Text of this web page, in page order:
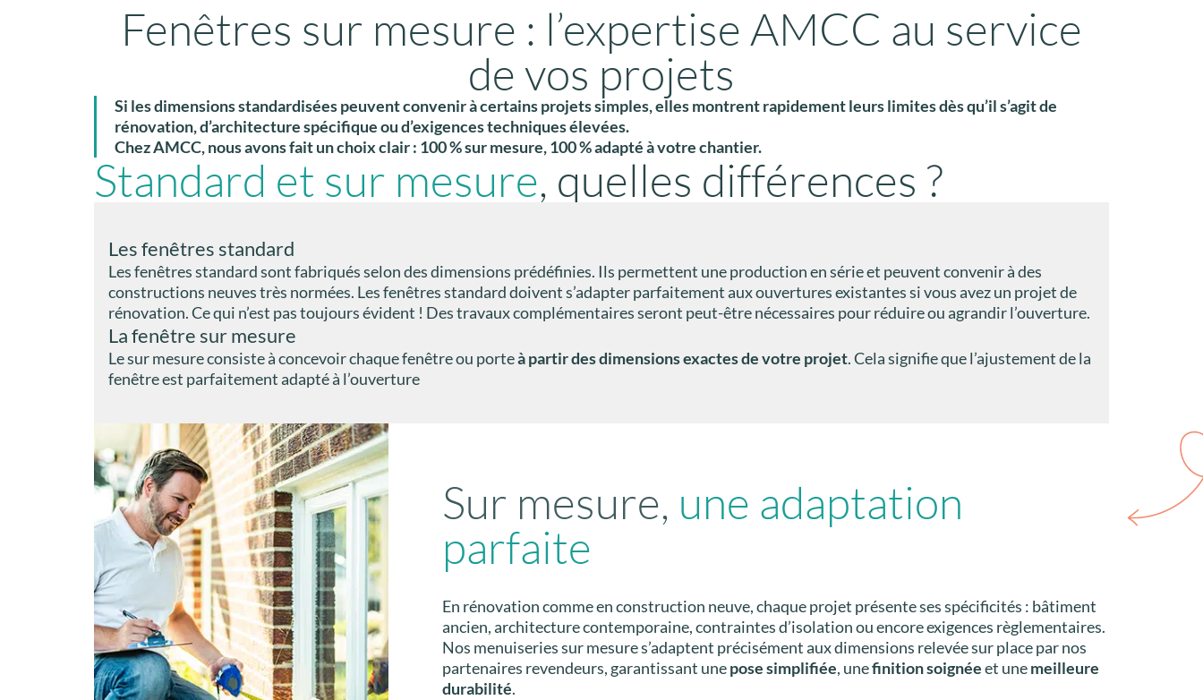
Fenêtres sur mesure : l’expertise AMCC au service
de vos projets
Si les dimensions standardisées peuvent convenir à certains projets simples, elles montrent rapidement leurs limites dès qu’il s’agit de
rénovation, d’architecture spécifique ou d’exigences techniques élevées.
ChezAMCC, nous avons fait un choix clair : 100 % sur mesure, 100 % adapté à votre chantier.
Standard et sur mesure, quelles différences ?
Les fenêtres standard
Les fenêtres standard sont fabriqués selon des dimensions prédéfinies. Ils permettent une production en série et peuvent convenir à des
constructions neuves très normées. Les fenêtres standard doivent s’adapter parfaitement aux ouvertures existantes si vous avez un projet de
rénovation. Ce qui n’est pas toujours évident ! Des travaux complémentaires seront peut-être nécessaires pour réduire ou agrandir l’ouverture.
La fenêtre sur mesure
Le sur mesure consiste à concevoir chaque fenêtre ou porteà partir des dimensions exactes de votre projet. Cela signifie que l’ajustement de la
fenêtre est parfaitement adapté à l’ouverture
Sur mesure, une adaptation
parfaite
En rénovation comme en construction neuve, chaque projet présente ses spécificités : bâtiment
ancien, architecture contemporaine, contraintes d’isolation ou encore exigences règlementaires.
Nos menuiseries sur mesure s’adaptent précisément aux dimensions relevée sur place par nos
partenaires revendeurs, garantissant unepose simplifiée, unefinition soignéeet unemeilleure
durabilité.